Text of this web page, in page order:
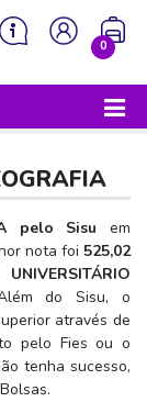
0
saber
pelo Sisu em
nota foi 525,02
do Sisu, o
através de
pelo Fies ou o
tenha sucesso,